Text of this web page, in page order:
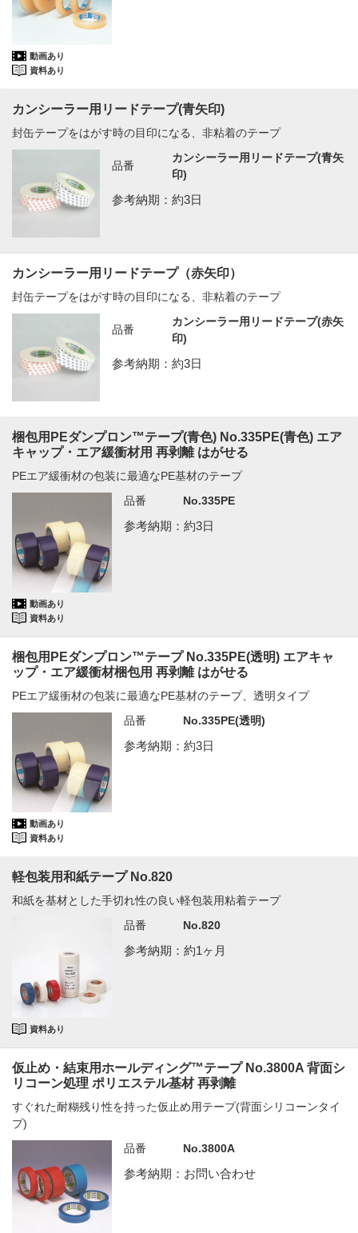
動画あり
資料あり
カンシーラー用リードテープ(青矢印)
封缶テープをはがす時の目印になる、非粘着のテープ
品番
カンシーラー用リードテープ(青矢
印)
参考納期：約3日
カンシーラー用リードテープ（赤矢印）
封缶テープをはがす時の目印になる、非粘着のテープ
品番
カンシーラー用リードテープ(赤矢
印)
参考納期：約3日
梱包用PEダンプロン™テープ(青色) No.335PE(青色) エア
キャップ・エア緩衝材用 再剥離 はがせる
PEエア緩衝材の包装に最適なPE基材のテープ
動画あり
資料あり
品番 No.335PE
参考納期：約3日
梱包用PEダンプロン™テープ No.335PE(透明) エアキャ
ップ・エア緩衝材梱包用 再剥離 はがせる
PEエア緩衝材の包装に最適なPE基材のテープ、透明タイプ
動画あり
資料あり
品番 No.335PE(透明)
参考納期：約3日
軽包装用和紙テープ No.820
和紙を基材とした手切れ性の良い軽包装用粘着テープ
資料あり
品番 No.820
参考納期：約1ヶ月
仮止め・結束用ホールディング™テープ No.3800A 背面シ
リコーン処理 ポリエステル基材 再剥離
すぐれた耐糊残り性を持った仮止め用テープ(背面シリコーンタイ
プ)
品番 No.3800A
参考納期：お問い合わせ